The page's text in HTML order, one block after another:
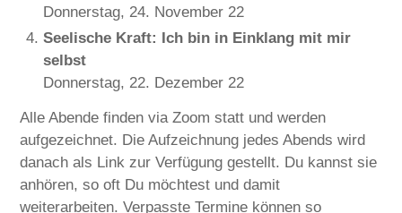
Donnerstag, 24. November 22
Seelische Kraft: Ich bin in Einklang mit mir
selbst
Donnerstag, 22. Dezember 22
Alle Abende finden via Zoom statt und werden
aufgezeichnet. Die Aufzeichnung jedes Abends wird
danach als Link zur Verfügung gestellt. Du kannst sie
anhören, so oft Du möchtest und damit
weiterarbeiten. Verpasste Termine können so